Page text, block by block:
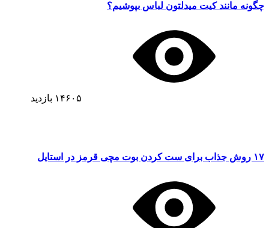
چگونه مانند کیت میدلتون لباس بپوشیم؟
۱۴۶۰۵ بازدید
۱۷ روش جذاب برای ست کردن بوت مچی قرمز در استایل